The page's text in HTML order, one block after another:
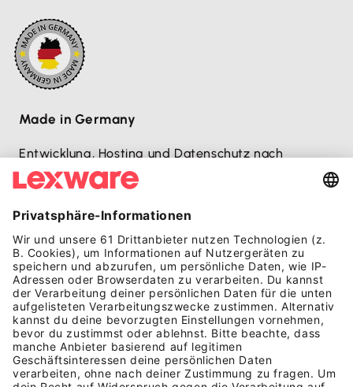
Made in Germany
Entwicklung, Hosting und Datenschutz nach
deutschen Standards – sicher, transparent und
Kostenlos testen